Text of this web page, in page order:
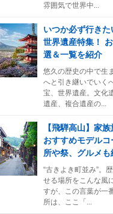
雰囲気で世界中...
いつか必ず行きた
世界遺産特集！
選＆一覧を紹介
悠久の歴史の中で生
へと引き継いでいく
宝、世界遺産。文化
遺産、複合遺産の...
【飛騨高山】家
おすすめモデルコ
所や祭、グルメも
“古きよき町並み”。
せる場所をこんな風
すが、この言葉が一
所は、ここ「...